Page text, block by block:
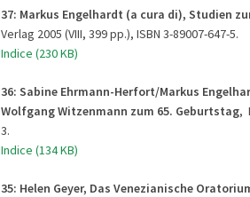
37: Markus Engelhardt (a cura di), Studien
Verlag 2005 (VIII, 399 pp.), ISBN 3-89007-647-5.
Indice (230 KB)
36: Sabine Ehrmann-Herfort/Markus
Wolfgang Witzenmann zum 65. Geburtstag,
3.
Indice (134 KB)
35: Helen Geyer, Das Venezianische